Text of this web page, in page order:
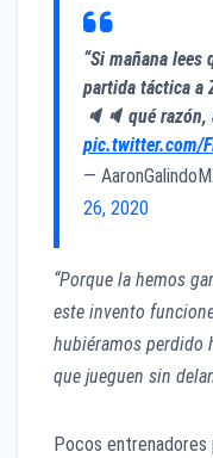
“Si mañana lees
partida táctica a
🔈🔈 qué razón,
pic.twitter.com/
—
26, 2020
“Porque la hemos
este invento
hubiéramos perdido
que jueguen sin
Pocos entrenadores